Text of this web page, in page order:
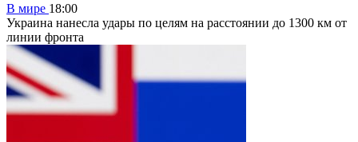
В мире 18:00
Украина нанесла удары по целям на расстоянии до 1300 км от
линии фронта